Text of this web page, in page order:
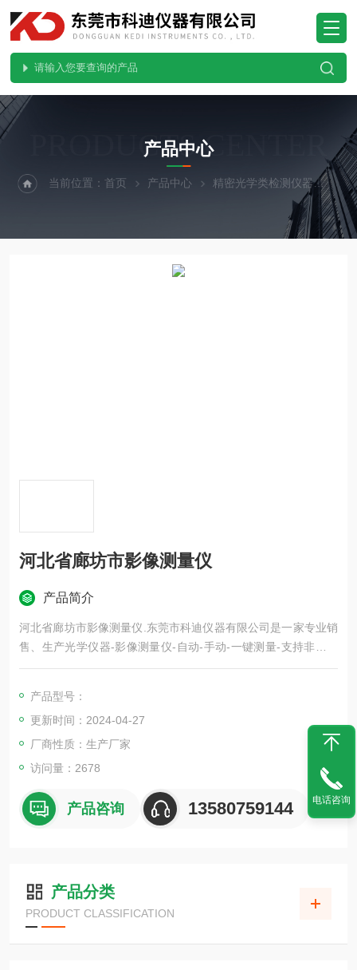
PRODUCTS CENTER
产品中心
当前位置：首页 产品中心 精密光学类检测仪器 二
河北省廊坊市影像测量仪
产品简介
河北省廊坊市影像测量仪.东莞市科迪仪器有限公司是一家专业销
售、生产光学仪器-影像测量仪-自动-手动-一键测量-支持非标定
制欢迎咨询.
产品型号：
更新时间：2024-04-27
厂商性质：生产厂家
访问量：2678
产品咨询 13580759144
产品分类
PRODUCT CLASSIFICATION
电话咨询